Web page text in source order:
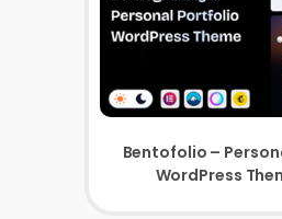
Bentofolio –
WordPress